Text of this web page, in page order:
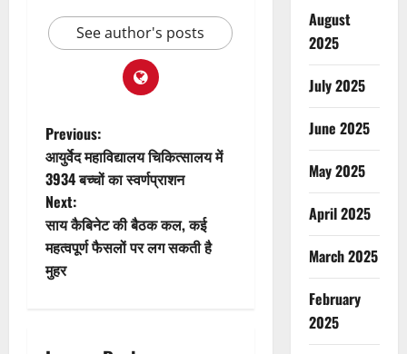
See author's posts
P
o
s
t
n
Previous:
आयुर्वेद महाविद्यालय चिकित्सालय में
3934 बच्चों का स्वर्णप्राशन
Next:
साय कैबिनेट की बैठक कल, कई
महत्वपूर्ण फैसलों पर लग सकती है
मुहर
August
2025
July 2025
June 2025
May 2025
April 2025
March 2025
February
2025